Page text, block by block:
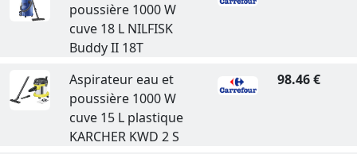
poussière 1000 W
cuve 18 L NILFISK
Buddy II 18T
Aspirateur eau et
poussière 1000 W
cuve 15 L plastique
KARCHER KWD 2 S
98.46 €